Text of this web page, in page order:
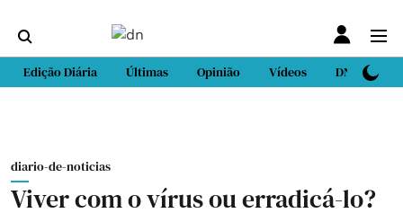
Edição Diária Últimas Opinião Vídeos DN Sport
diario-de-noticias
Viver com o vírus ou erradicá-lo?